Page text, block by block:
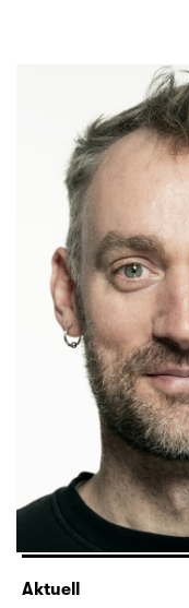
Aktuell